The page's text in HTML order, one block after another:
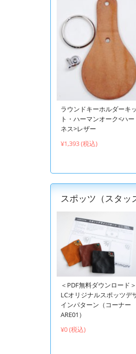
ラウンドキーホルダーキッ
ト・ハーマンオーク<ハー
ネス>レザー
¥1,393 (税込)
スポッツ（スタッ
＜PDF無料ダウンロード＞
LCオリジナルスポッツデ
インパターン（コーナー
ARE01）
¥0 (税込)